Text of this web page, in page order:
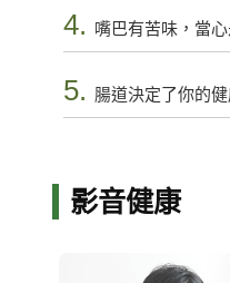
4. 嘴巴有苦味，當
5. 腸道決定了你的
影音健康